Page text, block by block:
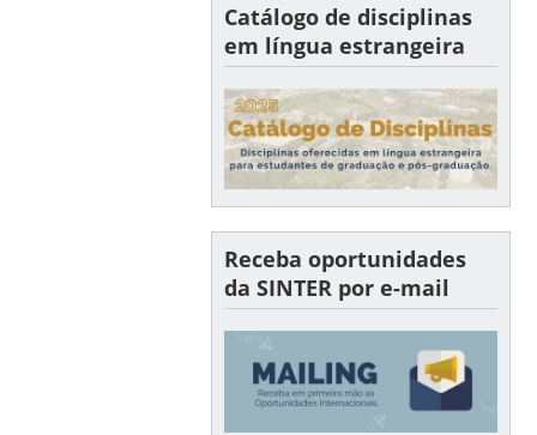
Catálogo de disciplinas
em língua estrangeira
Receba oportunidades
da SINTER por e-mail